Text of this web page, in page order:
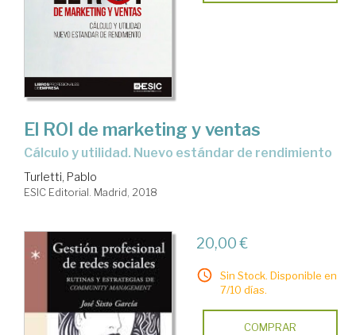
El ROI de marketing y ventas
cálculo y utilidad. Nuevo estándar de rendimiento
Turletti, Pablo
ESIC Editorial. Madrid, 2018
20,00 €
Sin Stock. Disponible en
7/10 días.
COMPRAR